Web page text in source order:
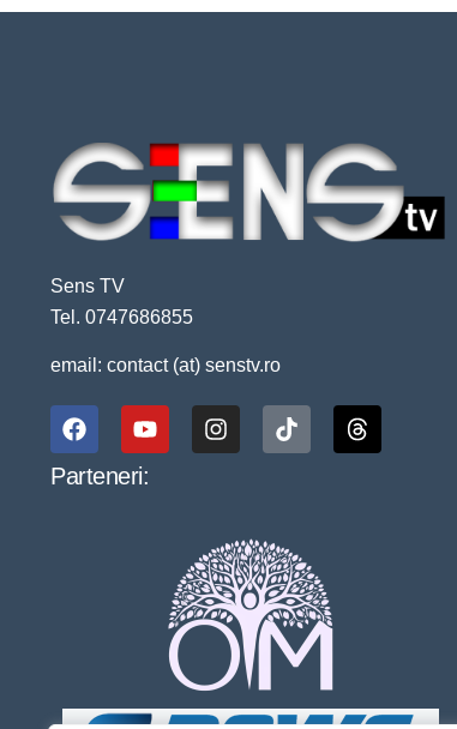
Sens TV
Tel. 0747686855
email: contact (at) senstv.ro
Parteneri: